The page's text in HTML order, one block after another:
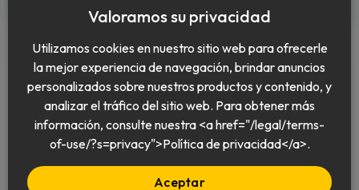
Español
Valoramos su privacidad
Utilizamos cookies en nuestro sitio web para ofrecerle
la mejor experiencia de navegación, brindar anuncios
personalizados sobre nuestros productos y contenido, y
analizar el tráfico del sitio web. Para obtener más
información, consulte nuestra <a href="/legal/terms-
of-use/?s=privacy">Política de privacidad</a>.
Aceptar